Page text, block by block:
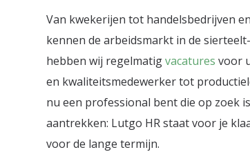
Van kwekerijen tot handelsbedrijven
kennen de arbeidsmarkt in de
hebben wij regelmatigvacatures voor
en kwaliteitsmedewerker tot
nu een professional bent die op zoek
aantrekken: Lutgo HR staat voor je
voor de lange termijn.